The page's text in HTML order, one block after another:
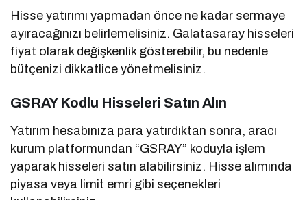
Hisse yatırımı yapmadan önce ne kadar sermaye
ayıracağınızı belirlemelisiniz. Galatasaray hisseleri
fiyat olarak değişkenlik gösterebilir, bu nedenle
bütçenizi dikkatlice yönetmelisiniz.
GSRAY Kodlu Hisseleri Satın Alın
Yatırım hesabınıza para yatırdıktan sonra, aracı
kurum platformundan “GSRAY” koduyla işlem
yaparak hisseleri satın alabilirsiniz. Hisse alımında
piyasa veya limit emri gibi seçenekleri